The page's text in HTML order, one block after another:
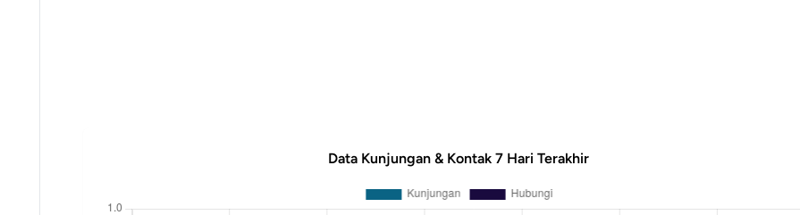
Data Kunjungan & Kontak 7 Hari Terakhir